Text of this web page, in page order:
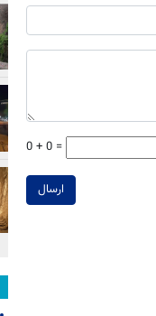
0 + 0 =
ارسال